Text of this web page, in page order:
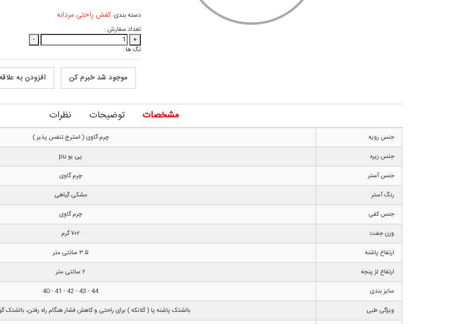
دسته بندی:کفش راحتی مردانه
تعداد سفارش :
+
-
تگ ها:
موجود شد خبرم کن افزودن به
مشخصات توضیحات نظرات
جنس رویه
چرم گاوی ( استرج تنفس پذیر )
جنس زیره
پی یو pu
جنس آستر
چرم گاوی
رنگ آستر
مشکی گیاهی
جنس کفی
چرم گاوی
وزن جفت
۷۰۲ گرم
ارتفاع پاشنه
۳.۵ سانتی متر
ارتفاع لژ پنجه
۲ سانتی متر
سایز بندی
44 - 43 - 42 - 41 - 40
ویژگی طبی
بالشتک پاشنه پا ( کَلانکه ) برای راحتی و کاهش فشار هنگام راه رفتن، بالشتک